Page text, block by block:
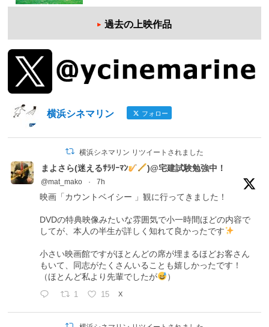
過去の上映作品
横浜シネマリン フォロー
横浜シネマリン リツイートされました
まよさら(迷えるｻﾗﾘｰﾏﾝ )@宅建試験勉強中！
@mat_mako · 7h
映画「カウントベイシー 」観に行ってきました！
DVDの特典映像みたいな雰囲気で小一時間ほどの内容で
してが、本人の半生が詳しく知れて良かったです
小さい映画館ですがほとんどの席が埋まるほどお客さん
もいて、同志がたくさんいることも嬉しかったです！
（ほとんど私より先輩でしたが
）
1 15 X